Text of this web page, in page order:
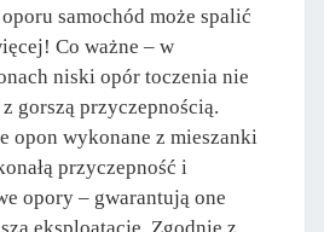
samochód może spalić
Co ważne – w
niski opór toczenia nie
gorszą przyczepnością.
opon wykonane z mieszanki
przyczepność i
opory – gwarantują one